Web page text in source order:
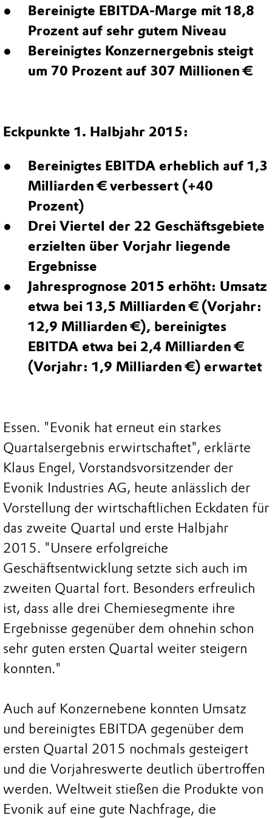
Bereinigte EBITDA-Marge mit 18,8
Prozent auf sehr gutem Niveau
Bereinigtes Konzernergebnis steigt
um 70 Prozent auf 307 Millionen €
Eckpunkte 1. Halbjahr 2015:
Bereinigtes EBITDA erheblich auf 1,3
Milliarden € verbessert (+40
Prozent)
Drei Viertel der 22 Geschäftsgebiete
erzielten über Vorjahr liegende
Ergebnisse
Jahresprognose 2015 erhöht: Umsatz
etwa bei 13,5 Milliarden € (Vorjahr:
12,9 Milliarden €), bereinigtes
EBITDA etwa bei 2,4 Milliarden €
(Vorjahr: 1,9 Milliarden €) erwartet
Essen. "Evonik hat erneut ein starkes
Quartalsergebnis erwirtschaftet", erklärte
Klaus Engel, Vorstandsvorsitzender der
Evonik Industries AG, heute anlässlich der
Vorstellung der wirtschaftlichen Eckdaten für
das zweite Quartal und erste Halbjahr
2015. "Unsere erfolgreiche
Geschäftsentwicklung setzte sich auch im
zweiten Quartal fort. Besonders erfreulich
ist, dass alle drei Chemiesegmente ihre
Ergebnisse gegenüber dem ohnehin schon
sehr guten ersten Quartal weiter steigern
konnten."
Auch auf Konzernebene konnten Umsatz
und bereinigtes EBITDA gegenüber dem
ersten Quartal 2015 nochmals gesteigert
und die Vorjahreswerte deutlich übertroffen
werden. Weltweit stießen die Produkte von
Evonik auf eine gute Nachfrage, die